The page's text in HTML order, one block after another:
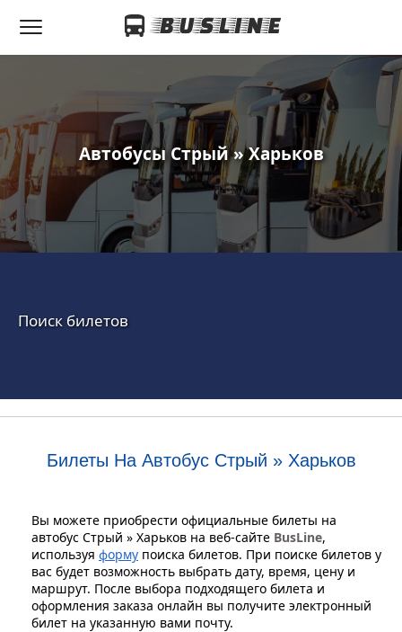
Автобусы Стрый » Харьков
Поиск билетов
Билеты На Автобус Стрый » Харьков
Вы можете приобрести официальные билеты на
автобус Стрый » Харьков на веб-сайте BusLine,
используя форму поиска билетов. При поиске билетов у
вас будет возможность выбрать дату, время, цену и
маршрут. После выбора подходящего билета и
оформления заказа онлайн вы получите электронный
билет на указанную вами почту.